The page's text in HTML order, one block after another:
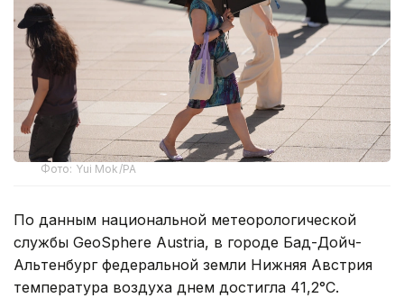
Фото: Yui Mok/PA
По данным национальной метеорологической
службы GeoSphere Austria, в городе Бад-Дойч-
Альтенбург федеральной земли Нижняя Австрия
температура воздуха днем достигла 41,2°C.